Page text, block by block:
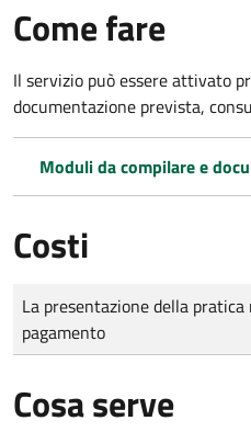
Come fare
Il servizio può essere attivato
documentazione prevista,
Moduli da compilare e
Costi
Tipo di pagamento
Importo
La presentazione della
pagamento
Cosa serve